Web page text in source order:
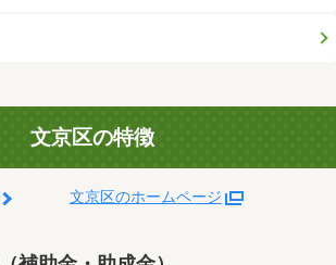
文京区の特徴
文京区のホームページ